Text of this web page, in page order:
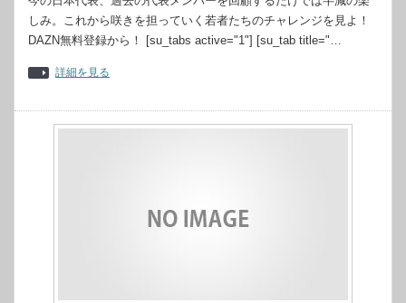
しみ。これから咲きを担っていく若者たちのチャレンジを見よ！
DAZN無料登録から！ [su_tabs active="1"] [su_tab title="…
詳細を見る